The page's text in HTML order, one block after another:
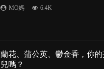
MO媽 6.4K
蘭花、蒲公英、鬱金香，你
兒嗎？